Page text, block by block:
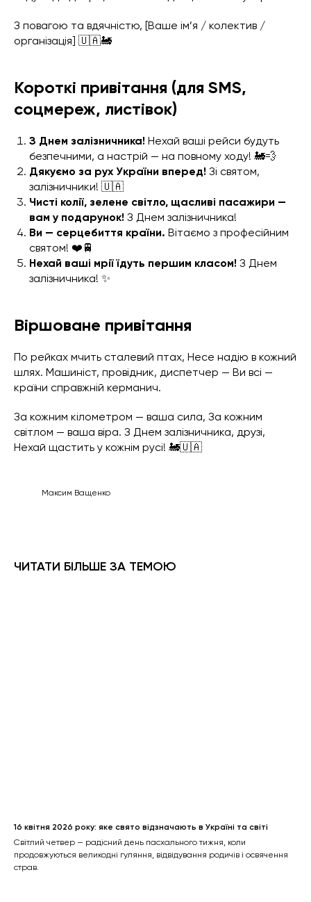
З повагою та вдячністю, [Ваше ім’я / колектив /
організація] 🇺🇦🚂
Короткі привітання (для SMS,
соцмереж, листівок)
З Днем залізничника! Нехай ваші рейси будуть
безпечними, а настрій — на повному ходу! 🚂💨
Дякуємо за рух України вперед! Зі святом,
залізничники! 🇺🇦
Чисті колії, зелене світло, щасливі пасажири —
вам у подарунок! З Днем залізничника!
Ви — серцебиття країни. Вітаємо з професійним
святом! ❤️🚆
Нехай ваші мрії їдуть першим класом! З Днем
залізничника! ✨
Віршоване привітання
По рейках мчить сталевий птах, Несе надію в кожний
шлях. Машиніст, провідник, диспетчер — Ви всі —
країни справжній керманич.
За кожним кілометром — ваша сила, За кожним
світлом — ваша віра. З Днем залізничника, друзі,
Нехай щастить у кожнім русі! 🚂🇺🇦
Максим Ващенко
ЧИТАТИ БІЛЬШЕ ЗА ТЕМОЮ
16 квітня 2026 року: яке свято відзначають в Україні та світі
Світлий четвер — радісний день пасхального тижня, коли
продовжуються великодні гуляння, відвідування родичів і освячення
страв.